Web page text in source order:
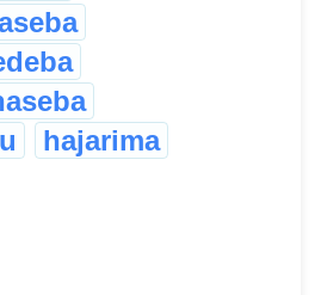
hajarima